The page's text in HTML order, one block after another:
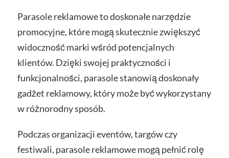
Parasole reklamowe to doskonałe narzędzie
promocyjne, które mogą skutecznie zwiększyć
widoczność marki wśród potencjalnych
klientów. Dzięki swojej praktyczności i
funkcjonalności, parasole stanowią doskonały
gadżet reklamowy, który może być wykorzystany
w różnorodny sposób.
Podczas organizacji eventów, targów czy
festiwali, parasole reklamowe mogą pełnić rolę